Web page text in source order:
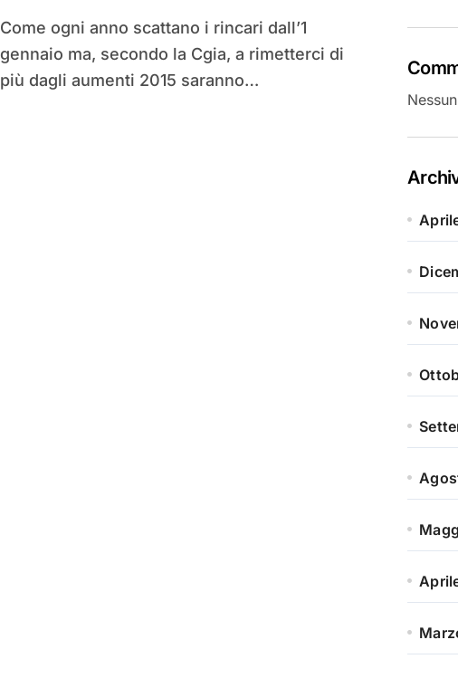
Come ogni anno scattano i rincari dall’1
gennaio ma, secondo la Cgia, a rimetterci di
più dagli aumenti 2015 saranno…